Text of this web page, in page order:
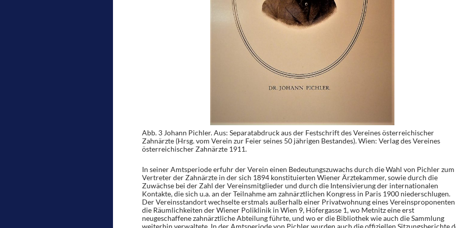
Abb. 3 Johann Pichler. Aus: Separatabdruck aus der Festschrift des Vereines österreichischer
Zahnärzte (Hrsg. vom Verein zur Feier seines 50 jährigen Bestandes). Wien: Verlag des Vereines
österreichischer Zahnärzte 1911.
In seiner Amtsperiode erfuhr der Verein einen Bedeutungszuwachs durch die Wahl von Pichler zum
Vertreter der Zahnärzte in der sich 1894 konstituierten Wiener Ärztekammer, sowie durch die
Zuwächse bei der Zahl der Vereinsmitglieder und durch die Intensivierung der internationalen
Kontakte, die sich u.a. an der Teilnahme am zahnärztlichen Kongress in Paris 1900 niederschlugen.
Der Vereinsstandort wechselte erstmals außerhalb einer Privatwohnung eines Vereinsproponenten
die Räumlichkeiten der Wiener Poliklinik in Wien 9, Höfergasse 1, wo Metnitz eine erst
neugeschaffene zahnärztliche Abteilung führte, und wo er die Bibliothek wie auch die Sammlung
weiterhin verwaltete. In der Amtsperiode von Pichler wurden auch die offiziellen Sitzungsberichte